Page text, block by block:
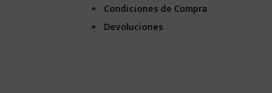
Condiciones de Compra
Devoluciones